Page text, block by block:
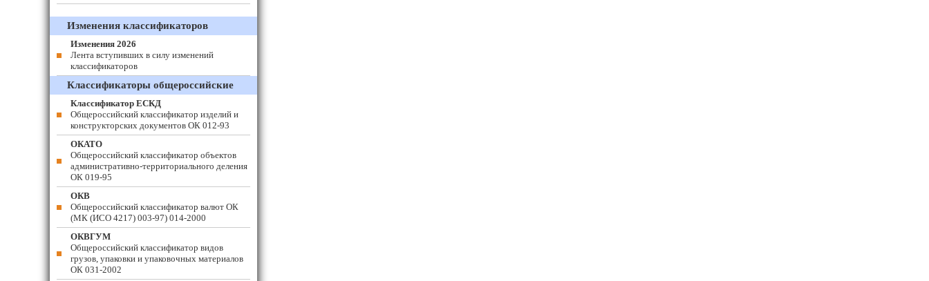
Изменения классификаторов
Изменения 2026
Лента вступивших в силу изменений
классификаторов
Классификаторы общероссийские
Классификатор ЕСКД
Общероссийский классификатор изделий и
конструкторских документов ОК 012-93
ОКАТО
Общероссийский классификатор объектов
административно-территориального деления
ОК 019-95
ОКВ
Общероссийский классификатор валют ОК
(МК (ИСО 4217) 003-97) 014-2000
ОКВГУМ
Общероссийский классификатор видов
грузов, упаковки и упаковочных материалов
ОК 031-2002